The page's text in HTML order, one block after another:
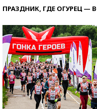
ПРАЗДНИК, ГДЕ ОГУРЕЦ —